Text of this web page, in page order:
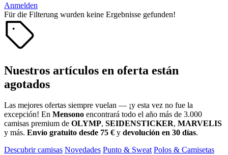
Anmelden
Für die Filterung wurden keine Ergebnisse gefunden!
Nuestros artículos en oferta están
agotados
Las mejores ofertas siempre vuelan — ¡y esta vez no fue la
excepción! En Mensono encontrará todo el año más de 3.000
camisas premium de OLYMP, SEIDENSTICKER, MARVELIS
y más. Envío gratuito desde 75 € y devolución en 30 días.
Descubrir camisas Novedades Punto & Sweat Polos & Camisetas